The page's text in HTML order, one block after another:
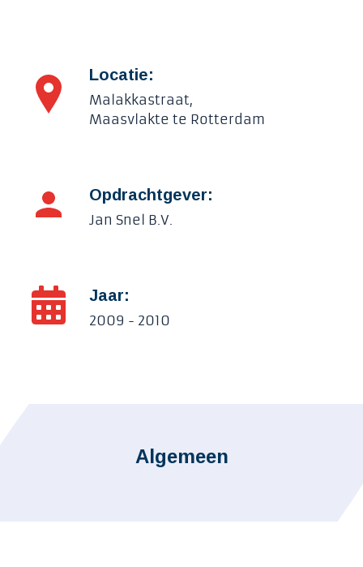
Locatie:
Malakkastraat,
Maasvlakte te Rotterdam
Opdrachtgever:
Jan Snel B.V.
Jaar:
2009 - 2010
Algemeen